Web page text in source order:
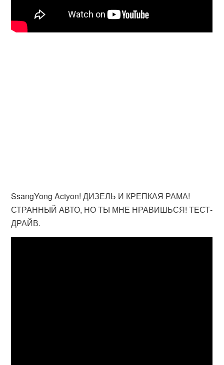
SsangYong Actyon! ДИЗЕЛЬ И КРЕПКАЯ РАМА!
СТРАННЫЙ АВТО, НО ТЫ МНЕ НРАВИШЬСЯ! ТЕСТ-
ДРАЙВ.